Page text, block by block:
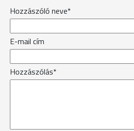
Hozzászóló neve*
E-mail cím
Hozzászólás*